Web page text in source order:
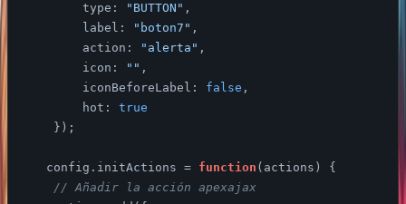
type : "BUTTON" ,
label : "boton7" ,
action : "alerta" ,
icon : "" ,
iconBeforeLabel : false ,
hot : true
    });
   config.initActions =
function ( actions ) {
// Añadir la acción apexajax